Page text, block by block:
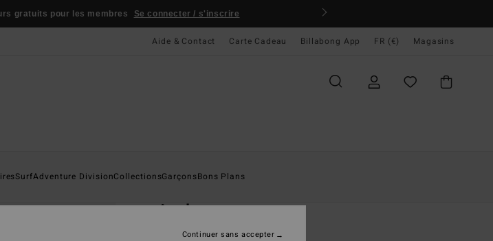
gratuits pour les membres Se connecter / s'inscrire
Aide & Contact Carte Cadeau Billabong App FR (€) Magasins
SurfAdventure DivisionCollectionsGarçonsBons Plans
Arch
Sweat Bleu homme
Continuer sans accepter